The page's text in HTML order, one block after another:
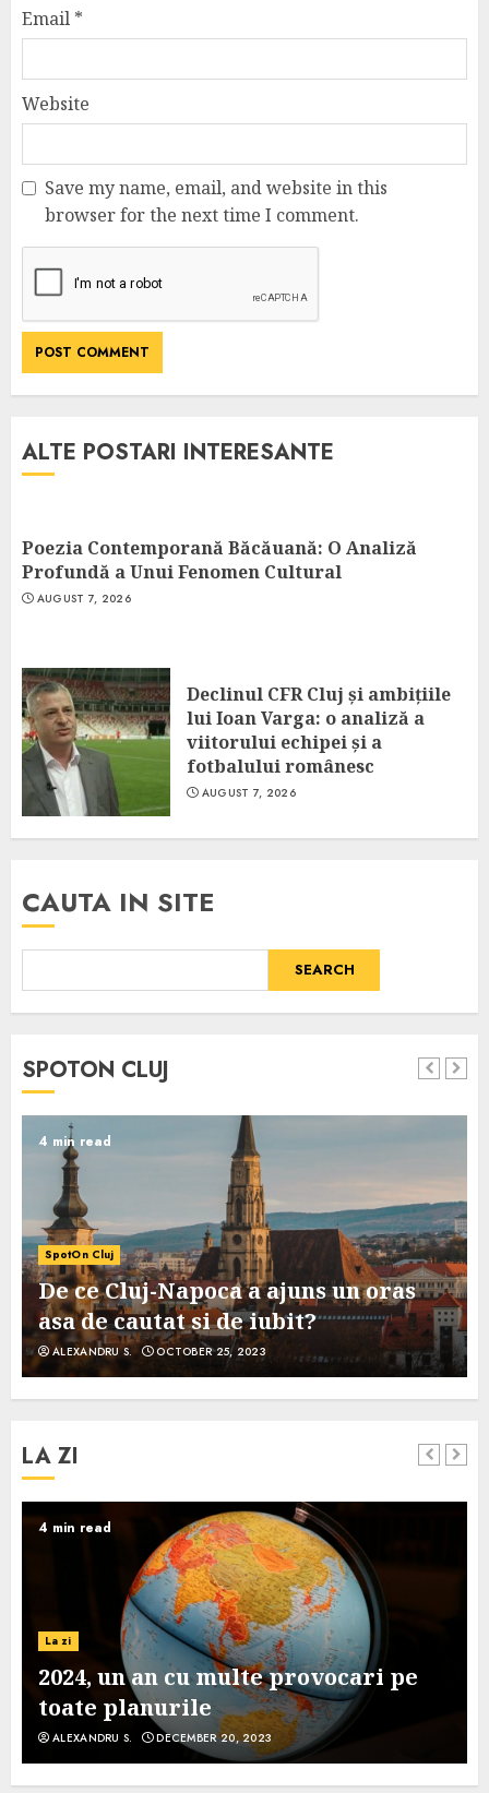
Email *
Website
Save my name, email, and website in this
browser for the next time I comment.
ALTE POSTARI INTERESANTE
Poezia Contemporană Băcăuană: O Analiză
Profundă a Unui Fenomen Cultural
AUGUST 7, 2026
Declinul CFR Cluj și ambițiile
lui Ioan Varga: o analiză a
viitorului echipei și a
fotbalului românesc
AUGUST 7, 2026
CAUTA IN SITE
SEARCH
SPOTON CLUJ
4 min read
SpotOn Cluj
De ce Cluj-Napoca a ajuns un oras
asa de cautat si de iubit?
ALEXANDRU S. OCTOBER 25, 2023
LA ZI
4 min read
La zi
2024, un an cu multe provocari pe
toate planurile
ALEXANDRU S. DECEMBER 20, 2023